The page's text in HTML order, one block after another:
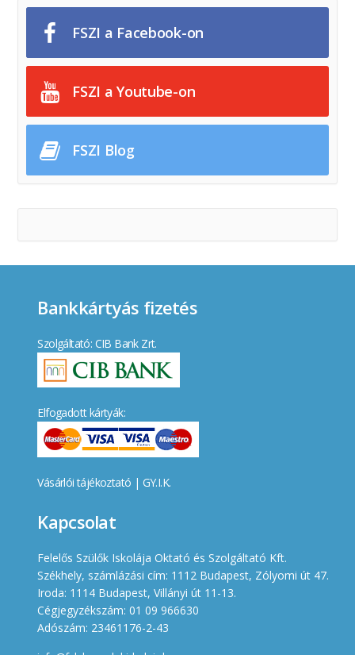
FSZI a Facebook-on
FSZI a Youtube-on
FSZI Blog
Bankkártyás fizetés
Szolgáltató: CIB Bank Zrt.
Elfogadott kártyák:
Vásárlói tájékoztató | GY.I.K.
Kapcsolat
Felelős Szülők Iskolája Oktató és Szolgáltató Kft.
Székhely, számlázási cím: 1112 Budapest, Zólyomi út 47.
Iroda: 1114 Budapest, Villányi út 11-13.
Cégjegyzékszám: 01 09 966630
Adószám: 23461176-2-43